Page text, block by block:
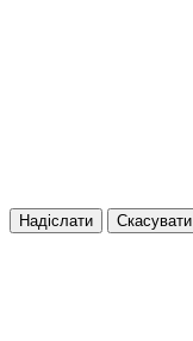
Надіслати Скасувати